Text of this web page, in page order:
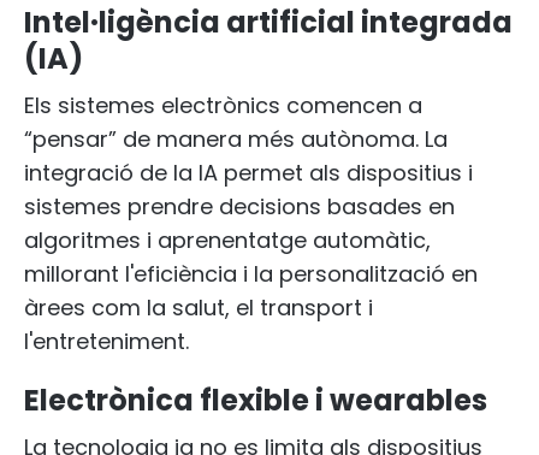
Intel·ligència artificial integrada
(IA)
Els sistemes electrònics comencen a
“pensar” de manera més autònoma. La
integració de la IA permet als dispositius i
sistemes prendre decisions basades en
algoritmes i aprenentatge automàtic,
millorant l'eficiència i la personalització en
àrees com la salut, el transport i
l'entreteniment.
Electrònica flexible i wearables
La tecnologia ja no es limita als dispositius